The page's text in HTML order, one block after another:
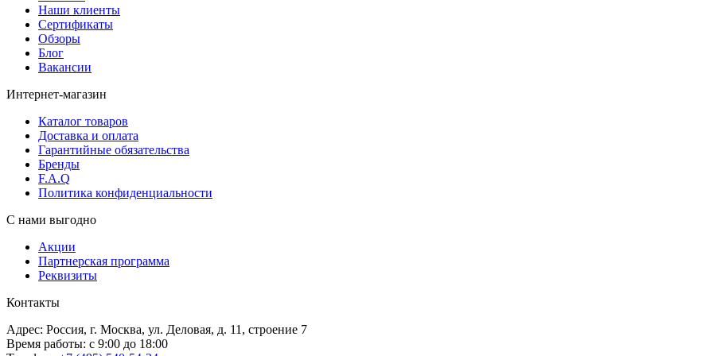
Наши клиенты
Сертификаты
Обзоры
Блог
Вакансии
Интернет-магазин
Каталог товаров
Доставка и оплата
Гарантийные обязательства
Бренды
F.A.Q
Политика конфиденциальности
С нами выгодно
Акции
Партнерская программа
Реквизиты
Контакты
Адрес: Россия, г. Москва, ул. Деловая, д. 11, строение 7
Время работы: с 9:00 до 18:00